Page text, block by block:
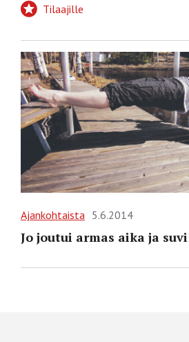
Tilaajille
Ajankohtaista 5.6.2014
Jo joutui armas aika ja